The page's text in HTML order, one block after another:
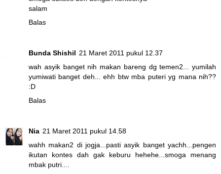
salam
Balas
Bunda Shishil 21 Maret 2011 pukul 12.37
wah asyik banget nih makan bareng dg temen2... yumilah
yumiwati banget deh... ehh btw mba puteri yg mana nih??
:D
Balas
Nia 21 Maret 2011 pukul 14.58
wahh makan2 di jogja...pasti asyik banget yachh...pengen
ikutan kontes dah gak keburu hehehe...smoga menang
mbak putri....